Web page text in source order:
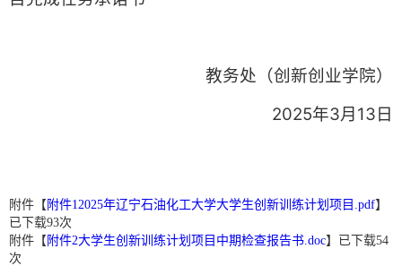
教务处（创新创业学院）
2025年3月13日
附件【 附件12025年辽宁石油化工大学大学生创新训练计划项目.pdf】
已下载93次
附件【 附件2大学生创新训练计划项目中期检查报告书.doc】已下载54
次